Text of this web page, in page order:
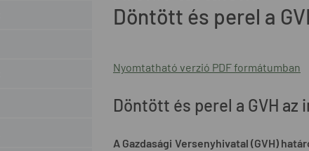
Döntött és perel a
Nyomtatható verzió PDF formátumban
Döntött és perel a GVH
A Gazdasági Versenyhivatal (GVH)